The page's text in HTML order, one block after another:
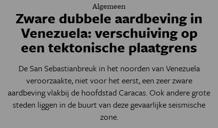
Algemeen
Zware dubbele aardbeving in
Venezuela: verschuiving op
een tektonische plaatgrens
De San Sebastianbreuk in het noorden van Venezuela
veroorzaakte, niet voor het eerst, een zeer zware
aardbeving vlakbij de hoofdstad Caracas. Ook andere grote
steden liggen in de buurt van deze gevaarlijke seismische
zone.